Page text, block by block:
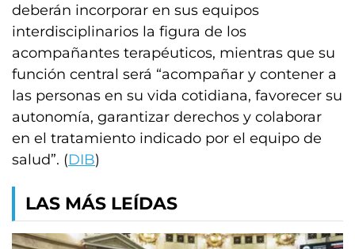
deberán incorporar en sus equipos
interdisciplinarios la figura de los
acompañantes terapéuticos, mientras que su
función central será “acompañar y contener a
las personas en su vida cotidiana, favorecer su
autonomía, garantizar derechos y colaborar
en el tratamiento indicado por el equipo de
salud”. (DIB)
LAS MÁS LEÍDAS